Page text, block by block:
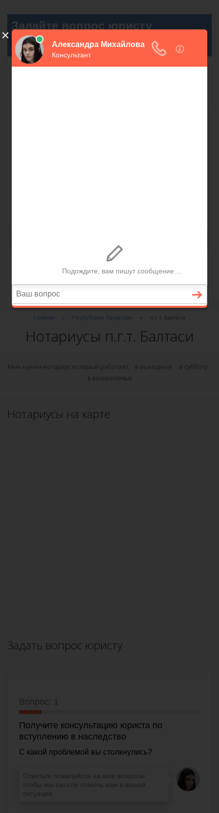
Главная Республика Татарстан п.г.т. Балтаси
Нотариусы п.г.т. Балтаси
Мне нужен нотариус который работает: в выходные
в субботу
в воскресенье
Нотариусы на карте
Задать вопрос юристу